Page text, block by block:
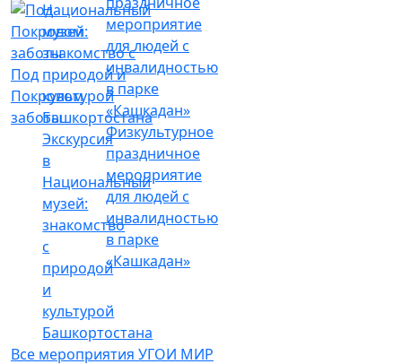
Под
Покровом
заботы
Экскурсия
в
Национальный
музей:
знакомство
с
природой
и
культурой
Башкортостана
Физкультурное
праздничное
мероприятие
для людей с
инвалидностью
в парке
«Кашкадан»
Все мероприятия УГОИ МИР